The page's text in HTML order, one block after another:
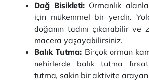
Dağ Bisikleti: Ormanlık
için mükemmel bir yerdir.
doğanın tadını çıkarabilir ve
macera yaşayabilirsiniz.
Balık Tutma: Birçok orman
nehirlerde balık tutma
tutma, sakin bir aktivite